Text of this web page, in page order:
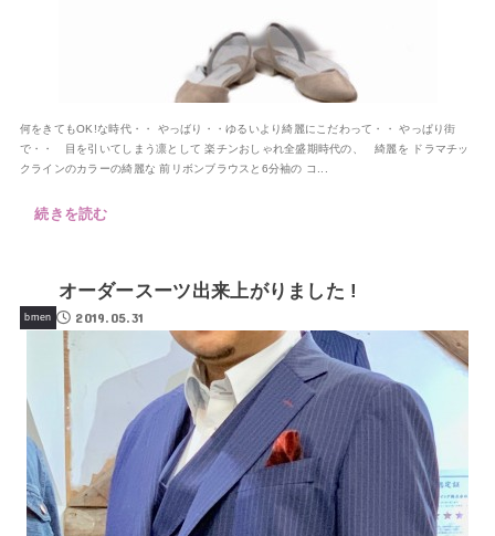
何をきてもOK!な時代・・ やっばり・・ゆるいより綺麗にこだわって・・ やっぱり街
で・・ 目を引いてしまう凛として 楽チンおしゃれ全盛期時代の、 綺麗を ドラマチッ
クラインのカラーの綺麗な 前リボンブラウスと6分袖の コ...
続きを読む
オーダースーツ出来上がりました !
bmen 2019.05.31